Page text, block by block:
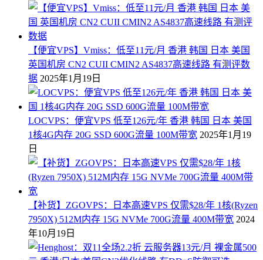
【便宜VPS】Vmiss：低至11元/月 香港 韩国 日本 美国
英国机房 CN2 CUII CMIN2 AS4837高速线路 有测评数
据 2025年1月19日
LOCVPS：便宜VPS 低至126元/年 香港 韩国 日本 美国
1核4G内存 20G SSD 600G流量 100M带宽 2025年1月19
日
【补货】ZGOVPS：日本高速VPS 仅需$28/年 1核(Ryzen
7950X) 512M内存 15G NVMe 700G流量 400M带宽 2024
年10月19日